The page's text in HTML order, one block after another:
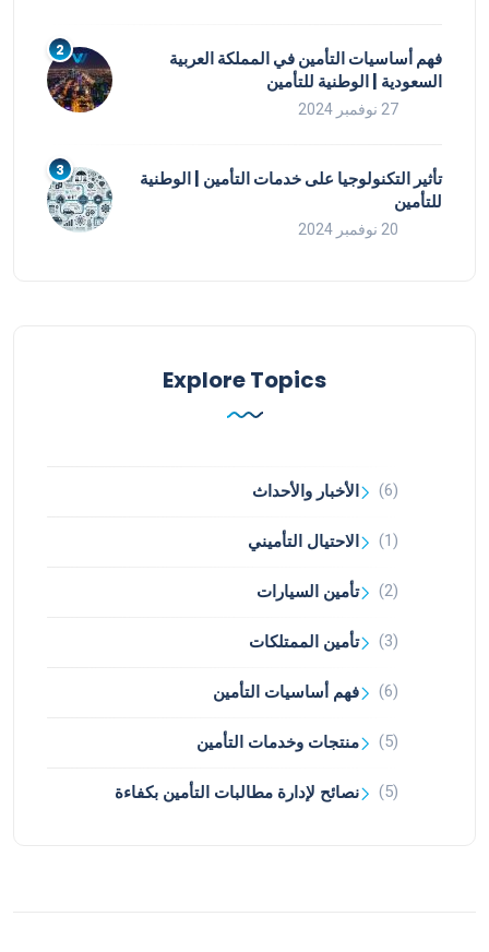
فهم أساسيات التأمين في المملكة العربية
السعودية | الوطنية للتأمين
27 نوفمبر 2024
تأثير التكنولوجيا على خدمات التأمين | الوطنية
للتأمين
20 نوفمبر 2024
Explore Topics
الأخبار والأحداث (6)
الاحتيال التأميني (1)
تأمين السيارات (2)
تأمين الممتلكات (3)
فهم أساسيات التأمين (6)
منتجات وخدمات التأمين (5)
نصائح لإدارة مطالبات التأمين بكفاءة (5)